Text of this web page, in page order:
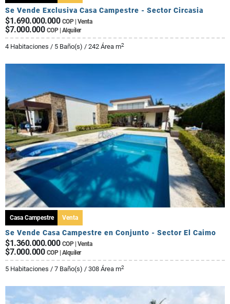
Se Vende Exclusiva Casa Campestre - Sector Circasia
$1.690.000.000 COP | Venta
$7.000.000 COP | Alquiler
4 Habitaciones / 5 Baño(s) / 242 Área m2
Casa Campestre Venta
Se Vende Casa Campestre en Conjunto - Sector El Caimo
$1.360.000.000 COP | Venta
$7.000.000 COP | Alquiler
5 Habitaciones / 7 Baño(s) / 308 Área m2